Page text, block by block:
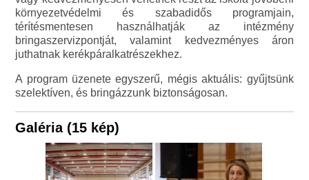
környezetvédelmi és szabadidős programjain,
térítésmentesen használhatják az intézmény
bringaszervizpontját, valamint kedvezményes áron
juthatnak kerékpáralkatrészekhez.
A program üzenete egyszerű, mégis aktuális: gyűjtsünk
szelektíven, és bringázzunk biztonságosan.
Galéria (15 kép)